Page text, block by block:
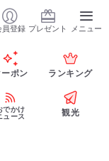
員登録 プレゼント メニュー
ーポン ランキング
でかけ
ュース
観光